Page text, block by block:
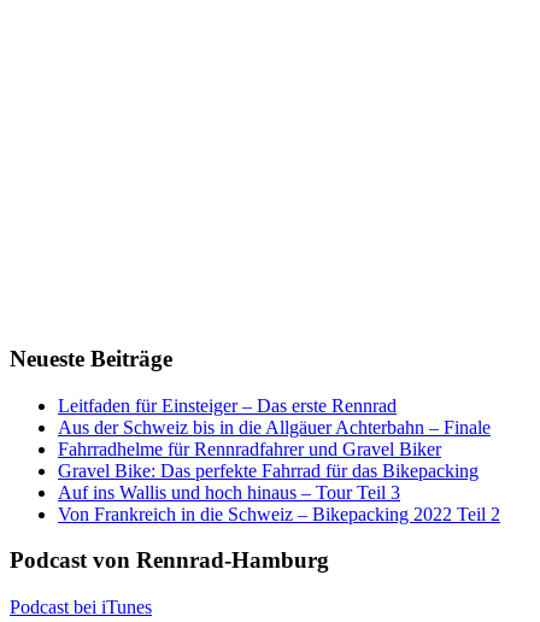
Neueste Beiträge
Leitfaden für Einsteiger – Das erste Rennrad
Aus der Schweiz bis in die Allgäuer Achterbahn – Finale
Fahrradhelme für Rennradfahrer und Gravel Biker
Gravel Bike: Das perfekte Fahrrad für das Bikepacking
Auf ins Wallis und hoch hinaus – Tour Teil 3
Von Frankreich in die Schweiz – Bikepacking 2022 Teil 2
Podcast von Rennrad-Hamburg
Podcast bei iTunes